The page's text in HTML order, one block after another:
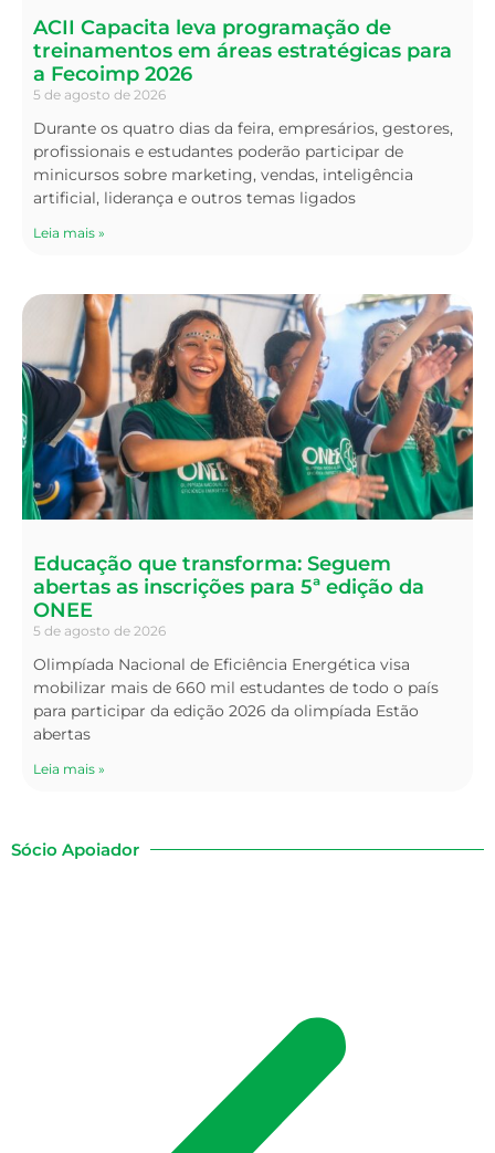
ACII Capacita leva programação de
treinamentos em áreas estratégicas para
a Fecoimp 2026
5 de agosto de 2026
Durante os quatro dias da feira, empresários, gestores,
profissionais e estudantes poderão participar de
minicursos sobre marketing, vendas, inteligência
artificial, liderança e outros temas ligados
Leia mais »
Educação que transforma: Seguem
abertas as inscrições para 5ª edição da
ONEE
5 de agosto de 2026
Olimpíada Nacional de Eficiência Energética visa
mobilizar mais de 660 mil estudantes de todo o país
para participar da edição 2026 da olimpíada Estão
abertas
Leia mais »
Sócio Apoiador